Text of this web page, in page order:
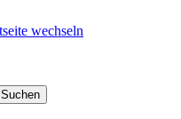
Suchen